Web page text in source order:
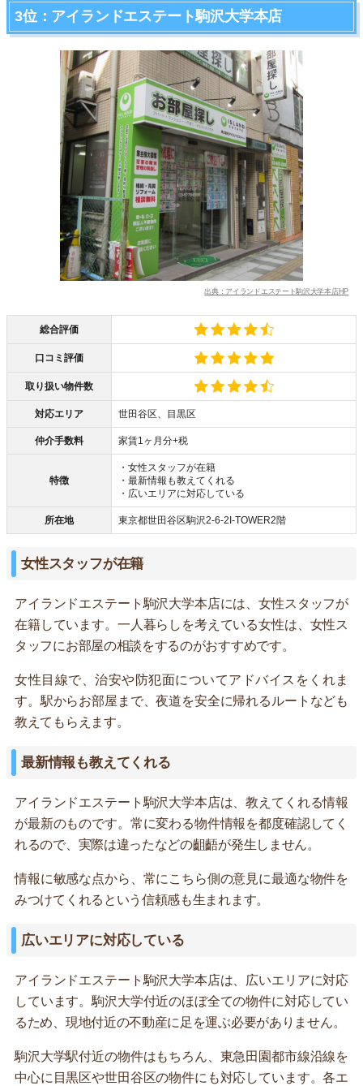
3位：アイランドエステート駒沢大学本店
出典：アイランドエステート駒沢大学本店HP
総合評価
口コミ評価
取り扱い物件数
対応エリア 世田谷区、目黒区
仲介手数料 家賃1ヶ月分+税
特徴
・女性スタッフが在籍
・最新情報も教えてくれる
・広いエリアに対応している
所在地 東京都世田谷区駒沢2-6-2I-TOWER2階
女性スタッフが在籍
アイランドエステート駒沢大学本店には、女性スタッフが
在籍しています。一人暮らしを考えている女性は、女性ス
タッフにお部屋の相談をするのがおすすめです。
女性目線で、治安や防犯面についてアドバイスをくれま
す。駅からお部屋まで、夜道を安全に帰れるルートなども
教えてもらえます。
最新情報も教えてくれる
アイランドエステート駒沢大学本店は、教えてくれる情報
が最新のものです。常に変わる物件情報を都度確認してく
れるので、実際は違ったなどの齟齬が発生しません。
情報に敏感な点から、常にこちら側の意見に最適な物件を
みつけてくれるという信頼感も生まれます。
広いエリアに対応している
アイランドエステート駒沢大学本店は、広いエリアに対応
しています。駒沢大学付近のほぼ全ての物件に対応してい
るため、現地付近の不動産に足を運ぶ必要がありません。
駒沢大学駅付近の物件はもちろん、東急田園都市線沿線を
中心に目黒区や世田谷区の物件にも対応しています。各エ